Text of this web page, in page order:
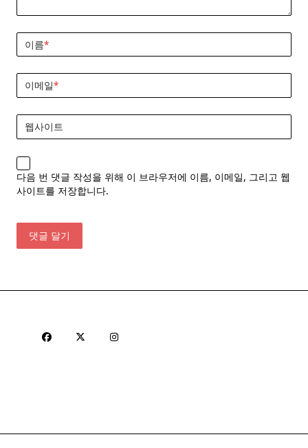
이름*
이메일*
웹사이트
다음 번 댓글 작성을 위해 이 브라우저에 이름, 이메일, 그리고 웹
사이트를 저장합니다.